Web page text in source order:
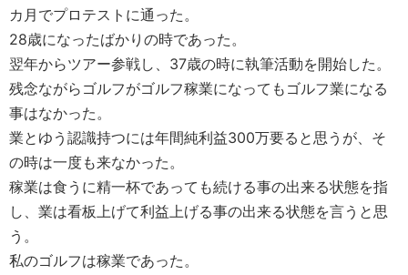
カ月でプロテストに通った。
28歳になったばかりの時であった。
翌年からツアー参戦し、37歳の時に執筆活動を開始した。
残念ながらゴルフがゴルフ稼業になってもゴルフ業になる
事はなかった。
業とゆう認識持つには年間純利益300万要ると思うが、そ
の時は一度も来なかった。
稼業は食うに精一杯であっても続ける事の出来る状態を指
し、業は看板上げて利益上げる事の出来る状態を言うと思
う。
私のゴルフは稼業であった。